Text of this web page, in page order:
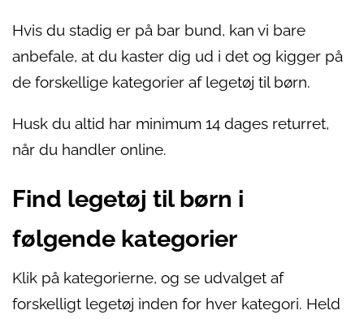
Hvis du stadig er på bar bund, kan vi bare
anbefale, at du kaster dig ud i det og kigger på
de forskellige kategorier af legetøj til børn.
Husk du altid har minimum 14 dages returret,
når du handler online.
Find legetøj til børn i
følgende kategorier
Klik på kategorierne, og se udvalget af
forskelligt legetøj inden for hver kategori. Held